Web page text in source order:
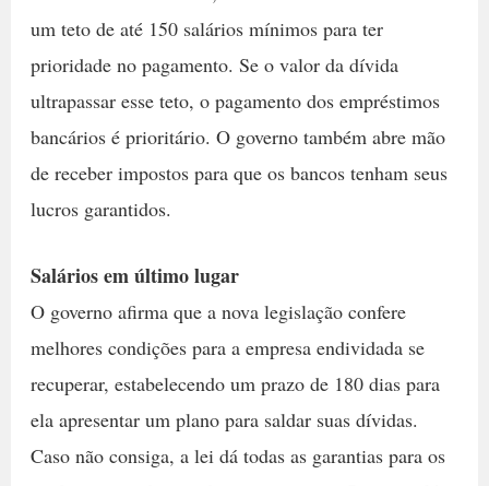
um teto de até 150 salários mínimos para ter
prioridade no pagamento. Se o valor da dívida
ultrapassar esse teto, o pagamento dos empréstimos
bancários é prioritário. O governo também abre mão
de receber impostos para que os bancos tenham seus
lucros garantidos.
Salários em último lugar
O governo afirma que a nova legislação confere
melhores condições para a empresa endividada se
recuperar, estabelecendo um prazo de 180 dias para
ela apresentar um plano para saldar suas dívidas.
Caso não consiga, a lei dá todas as garantias para os